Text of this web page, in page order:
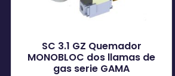
SC 3.1 GZ Quemador
MONOBLOC dos llamas de
gas serie GAMA